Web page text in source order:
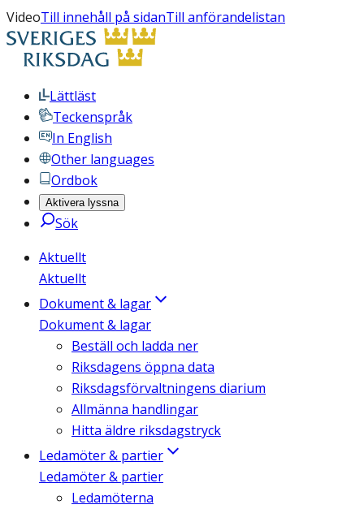
VideoTill innehåll på sidanTill anförandelistan
Lättläst
Teckenspråk
In English
Other languages
Ordbok
Aktivera lyssna
Sök
Aktuellt
Aktuellt
Dokument & lagar
Dokument & lagar
Beställ och ladda ner
Riksdagens öppna data
Riksdagsförvaltningens diarium
Allmänna handlingar
Hitta äldre riksdagstryck
Ledamöter & partier
Ledamöter & partier
Ledamöterna